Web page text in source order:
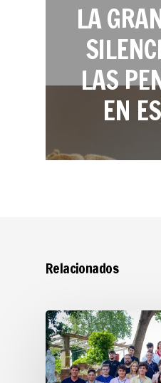
LA
LAS
EN
Relacionados